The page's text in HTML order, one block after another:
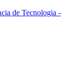
de Tecnologia -